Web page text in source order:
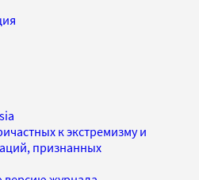
к экстремизму и
признанных